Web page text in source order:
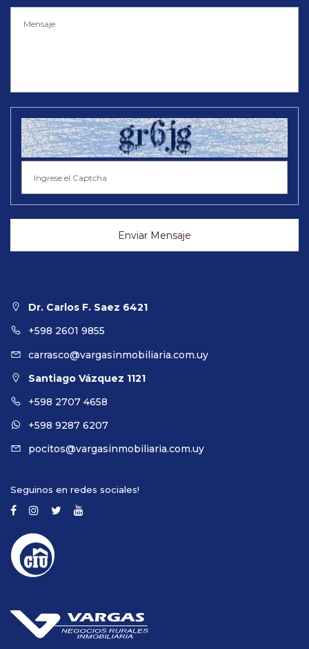
Enviar Mensaje
Dr. Carlos F. Saez 6421
+598 2601 9855
carrasco@vargasinmobiliaria.com.uy
Santiago Vázquez 1121
+598 2707 4658
+598 9287 6207
pocitos@vargasinmobiliaria.com.uy
Seguinos en redes sociales!